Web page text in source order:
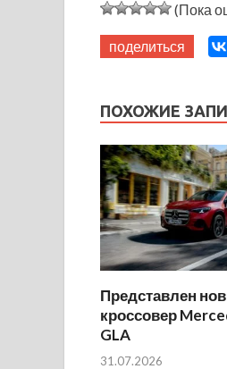
(Пока
поделиться
ПОХОЖИЕ
Представлен
кроссовер
GLA
31.07.2026